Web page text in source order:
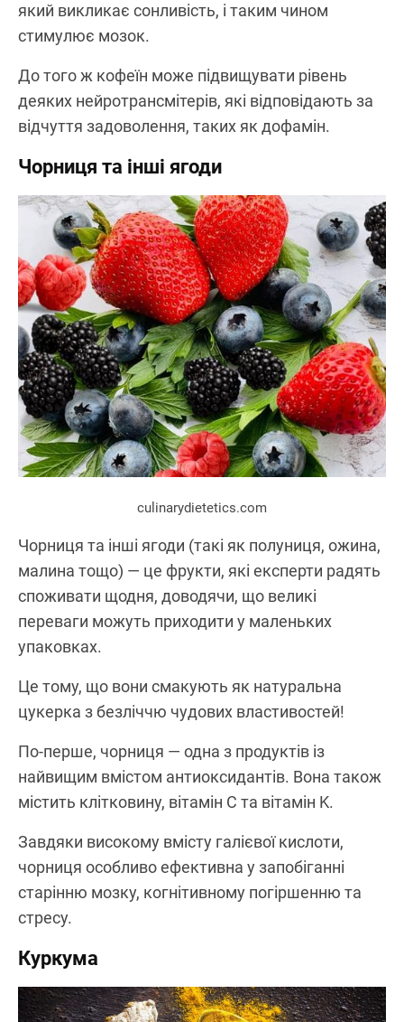
який викликає сонливість, і таким чином
стимулює мозок.
До того ж кофеїн може підвищувати рівень
деяких нейротрансмітерів, які відповідають за
відчуття задоволення, таких як дофамін.
Чорниця та інші ягоди
culinarydietetics.com
Чорниця та інші ягоди (такі як полуниця, ожина,
малина тощо) — це фрукти, які експерти радять
споживати щодня, доводячи, що великі
переваги можуть приходити у маленьких
упаковках.
Це тому, що вони смакують як натуральна
цукерка з безліччю чудових властивостей!
По-перше, чорниця — одна з продуктів із
найвищим вмістом антиоксидантів. Вона також
містить клітковину, вітамін C та вітамін K.
Завдяки високому вмісту галієвої кислоти,
чорниця особливо ефективна у запобіганні
старінню мозку, когнітивному погіршенню та
стресу.
Куркума